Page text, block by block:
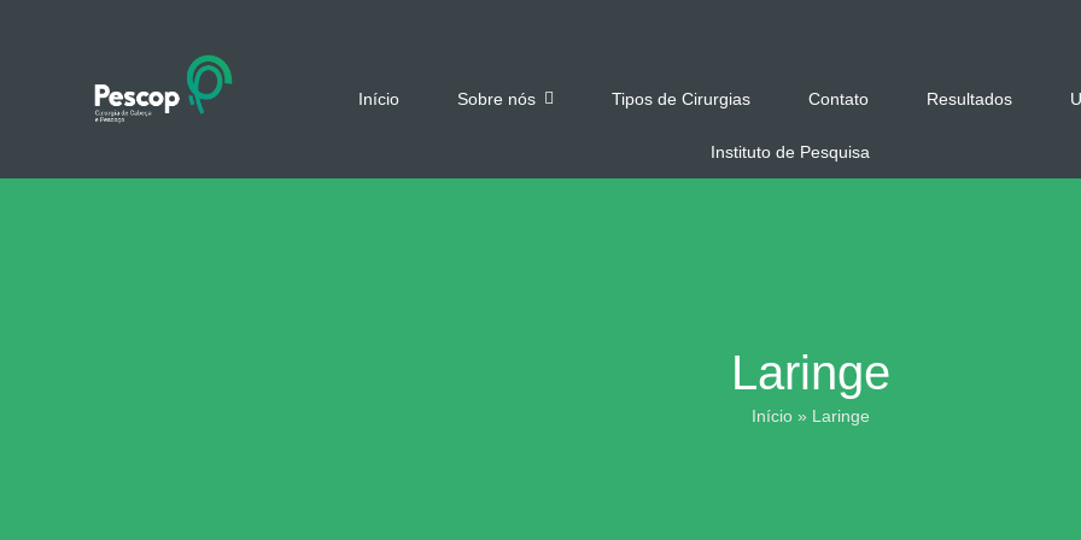
Início Sobre nós Tipos de Cirurgias Contato Resultados
Instituto de Pesquisa
Laringe
Início » Laringe